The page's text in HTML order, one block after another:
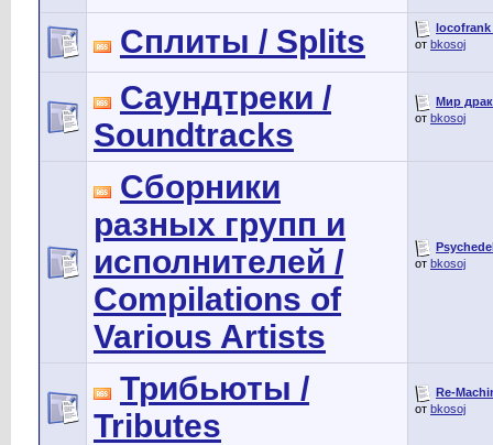
Сплиты / Splits
locofrank
от bkosoj
Саундтреки /
Soundtracks
Мир
от bkosoj
Сборники
разных групп и
исполнителей /
Compilations of
Various Artists
от bkosoj
Трибьюты /
Tributes
Re-
от bkosoj